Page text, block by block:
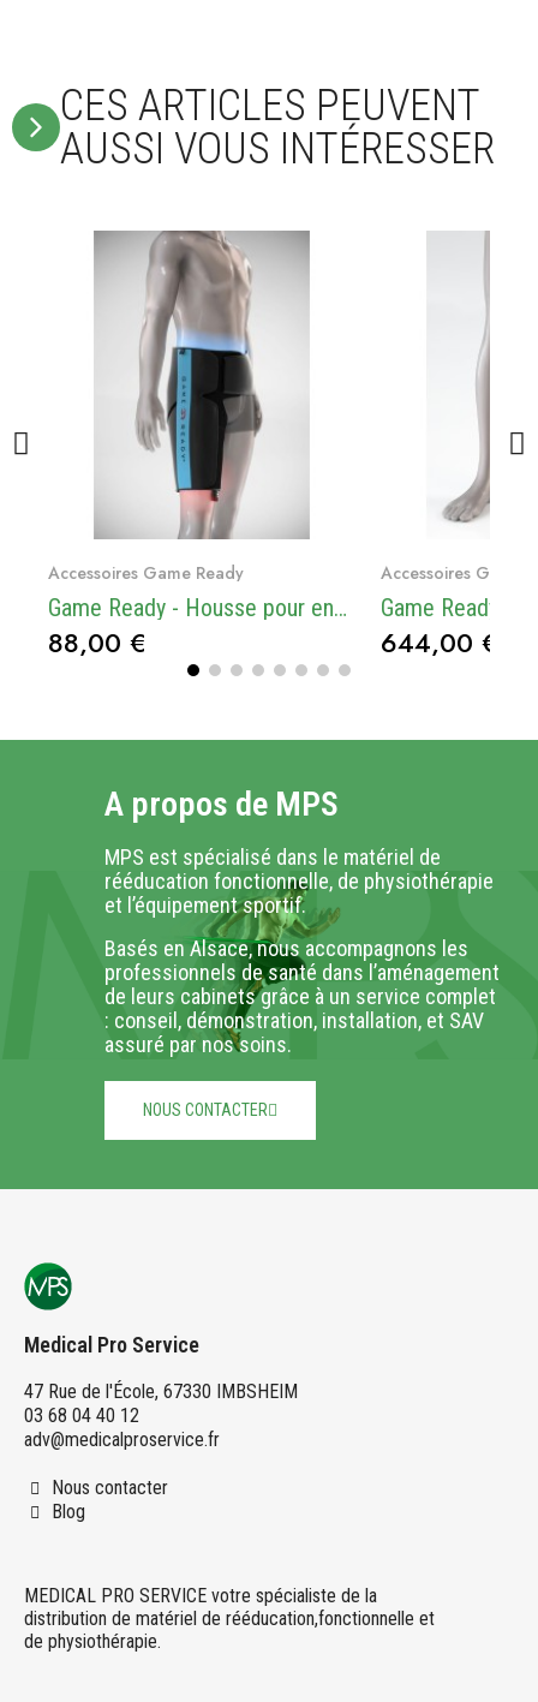
CES ARTICLES PEUVENT
AUSSI VOUS INTÉRESSER
Voir le produit
Accessoires Game Ready
Game Ready - Housse pour enveloppe Hanche
88,00 €
Voir
Accessoires Game
644,00 €
A propos de MPS
MPS est spécialisé dans le matériel de
rééducation fonctionnelle, de physiothérapie
et l’équipement sportif.
Basés en Alsace, nous accompagnons les
professionnels de santé dans l’aménagement
de leurs cabinets grâce à un service complet
: conseil, démonstration, installation, et SAV
assuré par nos soins.
NOUS CONTACTER
Medical Pro Service
47 Rue de l'École, 67330 IMBSHEIM
03 68 04 40 12
adv@medicalproservice.fr
Nous contacter
Blog
MEDICAL PRO SERVICE votre spécialiste de la
distribution de matériel de rééducation,fonctionnelle et
de physiothérapie.